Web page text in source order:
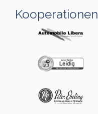
Kooperationen